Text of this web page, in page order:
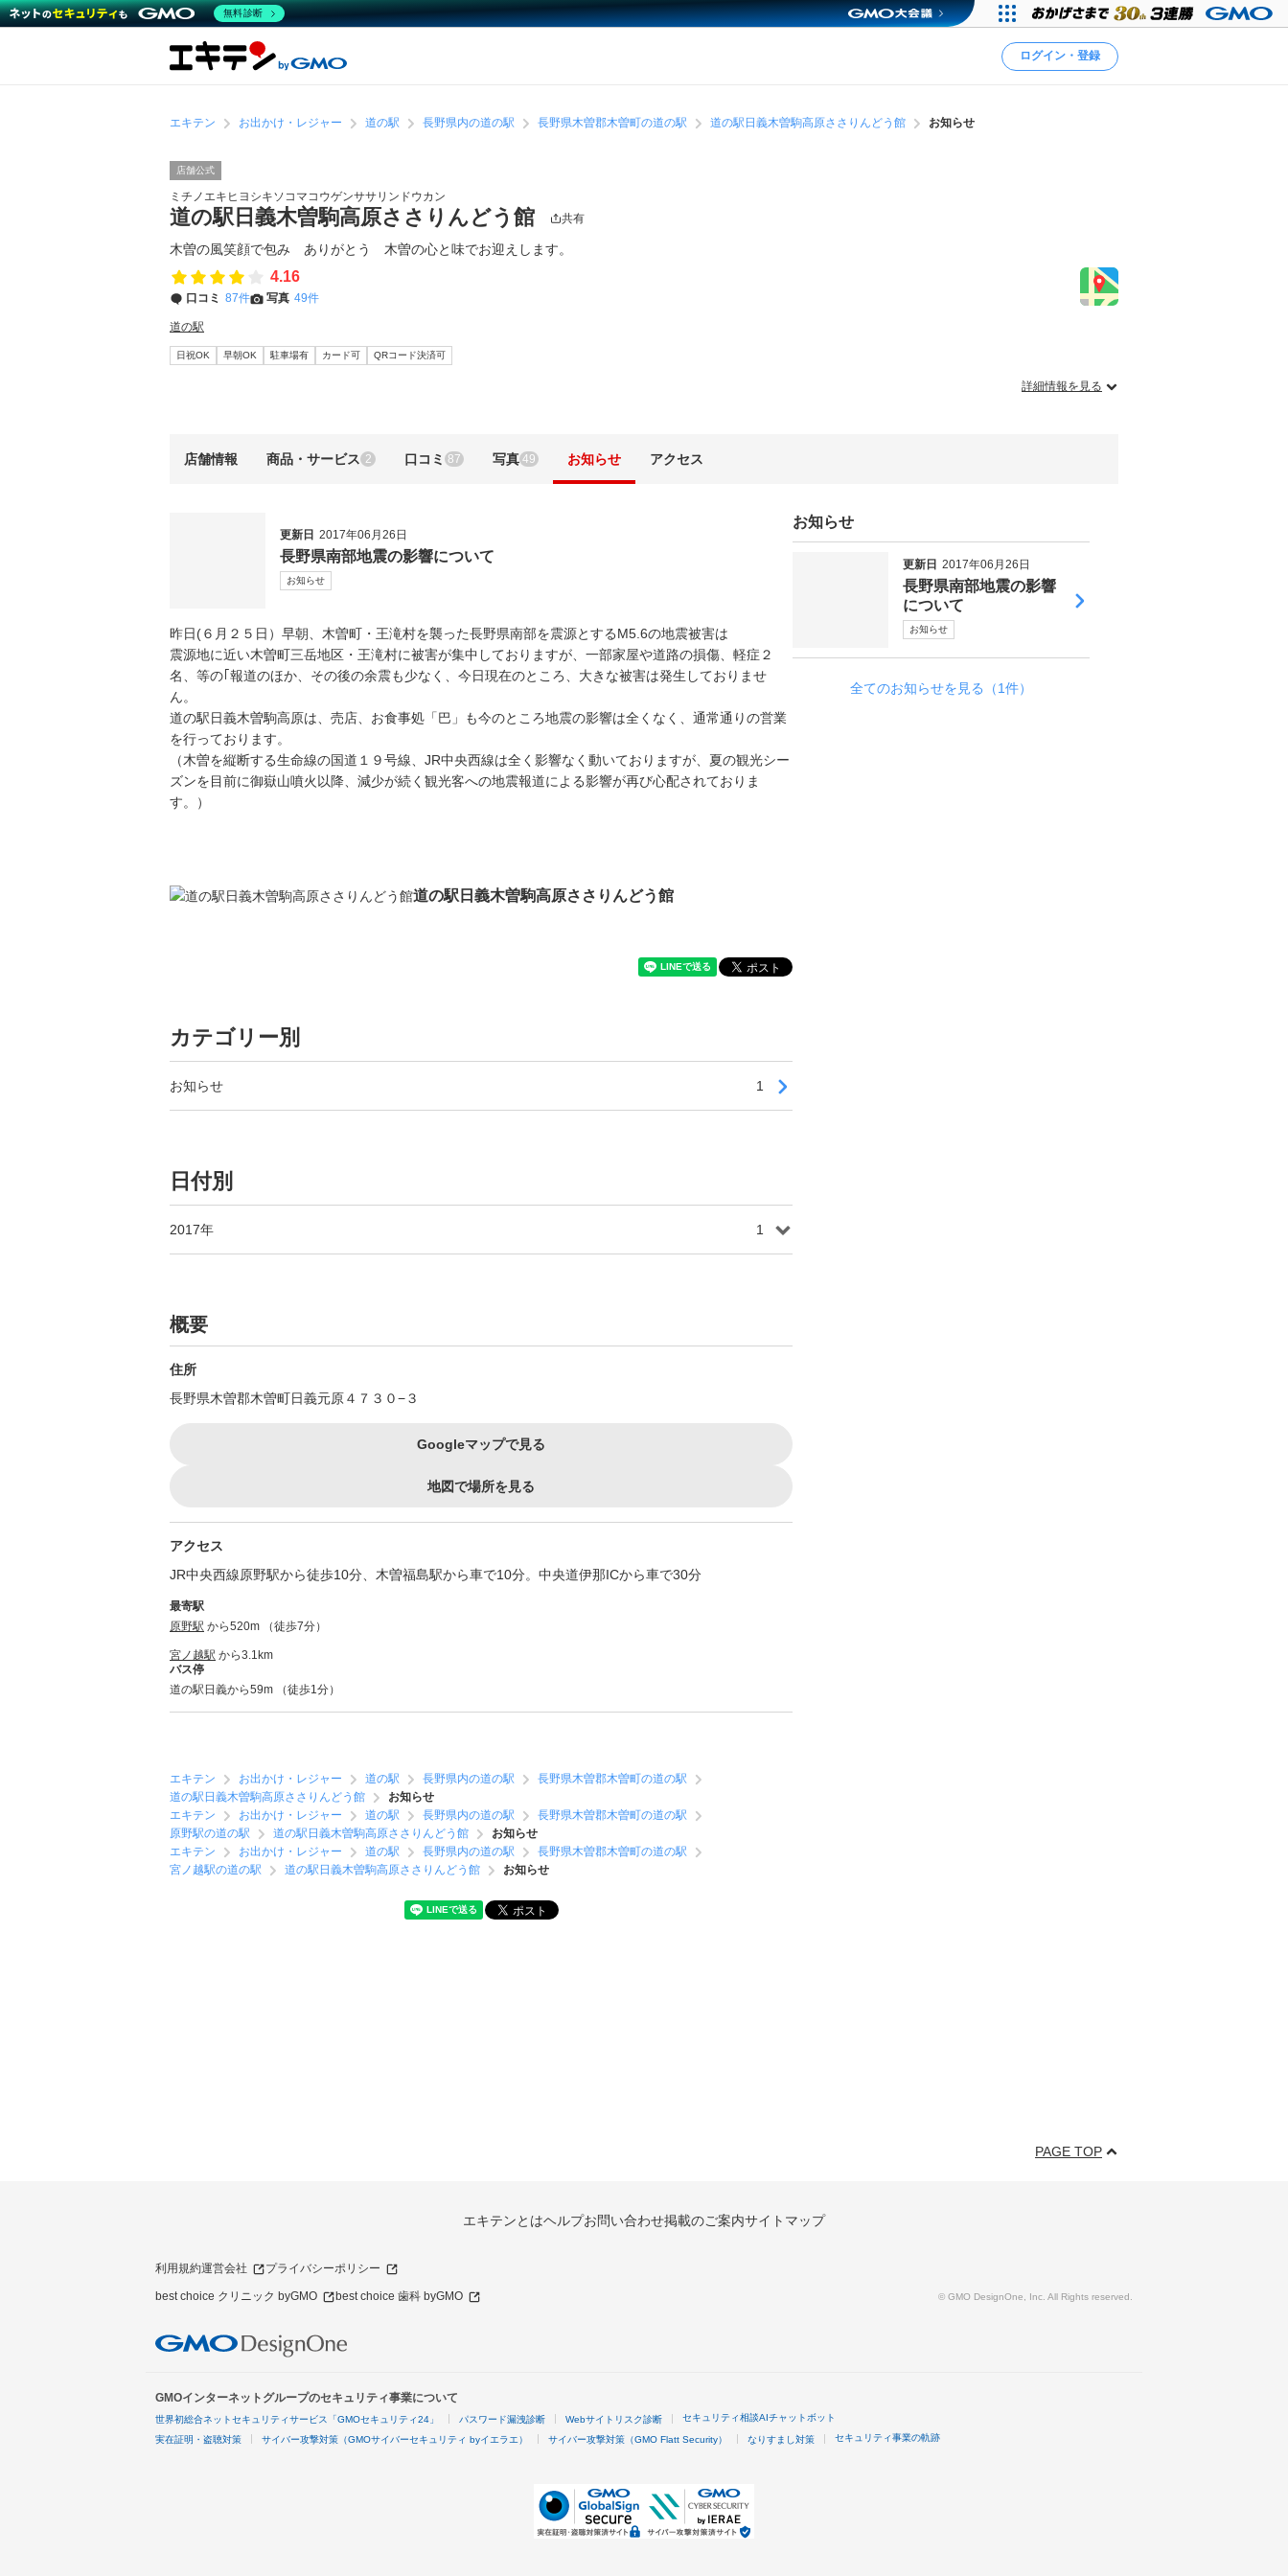
ログイン・登録
エキテン お出かけ・レジャー 道の駅 長野県内の道の駅 長野県木曽郡木曽町の道の駅 道の駅日義木曽駒高原ささりんどう館 お知らせ
店舗公式
ミチノエキヒヨシキソコマコウゲンササリンドウカン
道の駅日義木曽駒高原ささりんどう館 共有
木曽の風笑顔で包み ありがとう 木曽の心と味でお迎えします。
4.16
口コミ 87件 写真 49件
道の駅
日祝OK 早朝OK 駐車場有 カード可 QRコード決済可
詳細情報を見る
店舗情報 商品・サービス 2 口コミ 87 写真 49 お知らせ アクセス
更新日 2017年06月26日
長野県南部地震の影響について
お知らせ
昨日(６月２５日）早朝、木曽町・王滝村を襲った長野県南部を震源とするM5.6の地震被害は
震源地に近い木曽町三岳地区・王滝村に被害が集中しておりますが、一部家屋や道路の損傷、軽症２
名、等の｢報道のほか、その後の余震も少なく、今日現在のところ、大きな被害は発生しておりませ
ん。
道の駅日義木曽駒高原は、売店、お食事処「巴」も今のところ地震の影響は全くなく、通常通りの営業
を行っております。
（木曽を縦断する生命線の国道１９号線、JR中央西線は全く影響なく動いておりますが、夏の観光シー
ズンを目前に御嶽山噴火以降、減少が続く観光客への地震報道による影響が再び心配されておりま
す。）
道の駅日義木曽駒高原ささりんどう館
カテゴリー別
お知らせ 1
日付別
2017年 1
概要
住所
長野県木曽郡木曽町日義元原４７３０−３
Googleマップで見る
地図で場所を見る
アクセス
JR中央西線原野駅から徒歩10分、木曽福島駅から車で10分。中央道伊那ICから車で30分
最寄駅
原野駅 から520m （徒歩7分）
宮ノ越駅 から3.1km
バス停
道の駅日義から59m （徒歩1分）
エキテン お出かけ・レジャー 道の駅 長野県内の道の駅
長野県木曽郡木曽町の道の駅
道の駅日義木曽駒高原ささりんどう館
お知らせ
エキテン
お出かけ・レジャー 道の駅 長野県内の道の駅
長野県木曽郡木曽町の道の駅
原野駅の道の駅
道の駅日義木曽駒高原ささりんどう館
お知らせ
エキテン
お出かけ・レジャー 道の駅 長野県内の道の駅
長野県木曽郡木曽町の道の駅
宮ノ越駅の道の駅
道の駅日義木曽駒高原ささりんどう館 お知らせ
お知らせ
更新日 2017年06月26日
長野県南部地震の影響
について
お知らせ
全てのお知らせを見る（1件）
PAGE TOP
エキテンとはヘルプお問い合わせ掲載のご案内サイトマップ
利用規約運営会社 プライバシーポリシー
best choice クリニック byGMO best choice 歯科 byGMO © GMO DesignOne, Inc. All Rights reserved.
GMOインターネットグループのセキュリティ事業について
世界初総合ネットセキュリティサービス「GMOセキュリティ24」 パスワード漏洩診断 Webサイトリスク診断 セキュリティ相談AIチャットボット
実在証明・盗聴対策 サイバー攻撃対策（GMOサイバーセキュリティ byイエラエ） サイバー攻撃対策（GMO Flatt Security） なりすまし対策 セキュリティ事業の軌跡
無料診断